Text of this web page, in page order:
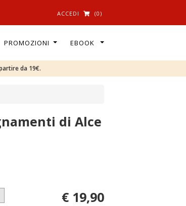
ACCEDI (0)
PROMOZIONI EBOOK
da 19€.
di Alce
€ 19,90